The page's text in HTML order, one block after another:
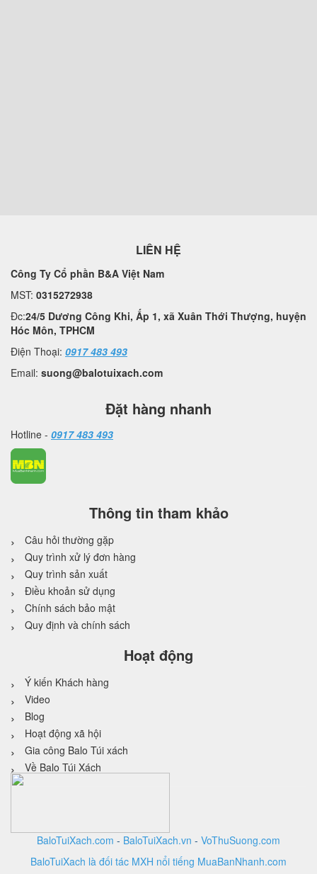
LIÊN HỆ
Công Ty Cổ phần B&A Việt Nam
MST: 0315272938
Đc:24/5 Dương Công Khi, Ấp 1, xã Xuân Thới Thượng, huyện
Hóc Môn, TPHCM
Điện Thoại: 0917 483 493
Email: suong@balotuixach.com
Đặt hàng nhanh
Hotline - 0917 483 493
Thông tin tham khảo
Câu hỏi thường gặp
Quy trình xử lý đơn hàng
Quy trình sản xuất
Điều khoản sử dụng
Chính sách bảo mật
Quy định và chính sách
Hoạt động
Ý kiến Khách hàng
Video
Blog
Hoạt động xã hội
Gia công Balo Túi xách
Về Balo Túi Xách
BaloTuiXach.com - BaloTuiXach.vn - VoThuSuong.com
BaloTuiXach là đối tác MXH nổi tiếng MuaBanNhanh.com